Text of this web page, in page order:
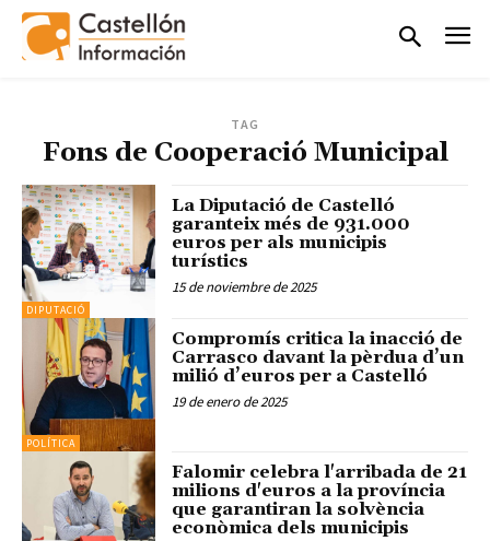
TAG
Fons de Cooperació Municipal
DIPUTACIÓ
La Diputació de Castelló
garanteix més de 931.000
euros per als municipis
turístics
15 de noviembre de 2025
POLÍTICA
Compromís critica la inacció de
Carrasco davant la pèrdua d’un
milió d’euros per a Castelló
19 de enero de 2025
Falomir celebra l'arribada de 21
milions d'euros a la província
que garantiran la solvència
econòmica dels municipis